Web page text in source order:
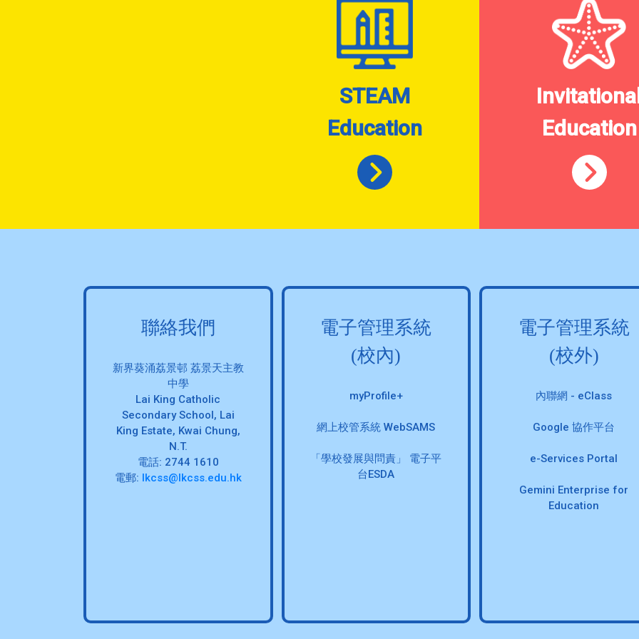
STEAM
Education
Education
聯絡我們
新界葵涌荔景邨 荔景天主教
中學
Lai King Catholic
Secondary School, Lai
King Estate, Kwai Chung,
N.T.
電話: 2744 1610
電郵: lkcss@lkcss.edu.hk
電子管理系統
(校內)
myProfile+
網上校管系統 WebSAMS
「學校發展與問責」 電子平
台ESDA
電子管理系統
(校外)
內聯網 - eClass
Google 協作平台
e-Services Portal
Gemini Enterprise for
Education